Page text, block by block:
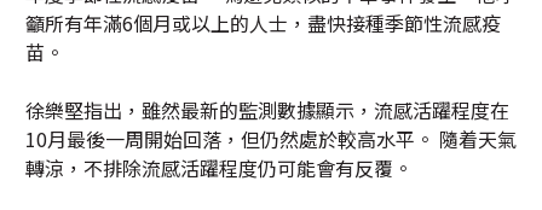
籲所有年滿6個月或以上的人士，盡快接種季節性流感疫
苗。
徐樂堅指出，雖然最新的監測數據顯示，流感活躍程度在
10月最後一周開始回落，但仍然處於較高水平。 隨着天氣
轉涼，不排除流感活躍程度仍可能會有反覆。